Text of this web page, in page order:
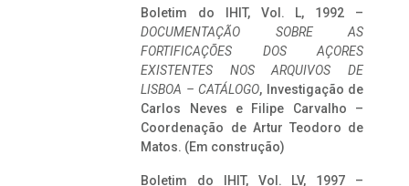
Boletim do IHIT, Vol. L, 1992 –
DOCUMENTAÇÃO SOBRE AS
FORTIFICAÇÕES DOS AÇORES
EXISTENTES NOS ARQUIVOS DE
LISBOA – CATÁLOGO, Investigação de
Carlos Neves e Filipe Carvalho –
Coordenação de Artur Teodoro de
Matos. (Em construção)
Boletim do IHIT, Vol. LV, 1997 –